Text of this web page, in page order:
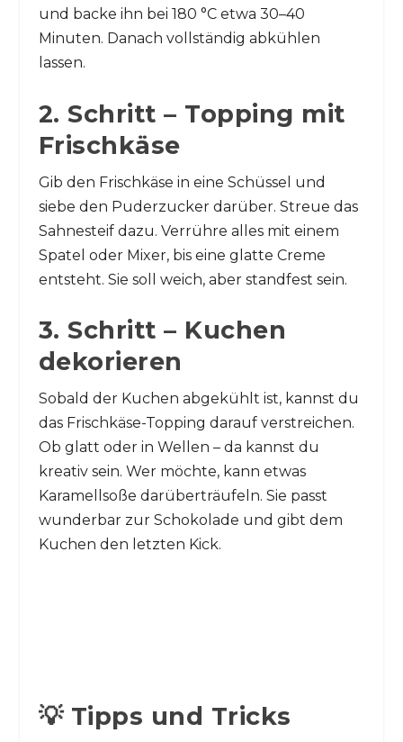
und backe ihn bei 180 °C etwa 30–40
Minuten. Danach vollständig abkühlen
lassen.
2. Schritt – Topping mit
Frischkäse
Gib den Frischkäse in eine Schüssel und
siebe den Puderzucker darüber. Streue das
Sahnesteif dazu. Verrühre alles mit einem
Spatel oder Mixer, bis eine glatte Creme
entsteht. Sie soll weich, aber standfest sein.
3. Schritt – Kuchen
dekorieren
Sobald der Kuchen abgekühlt ist, kannst du
das Frischkäse-Topping darauf verstreichen.
Ob glatt oder in Wellen – da kannst du
kreativ sein. Wer möchte, kann etwas
Karamellsoße darüberträufeln. Sie passt
wunderbar zur Schokolade und gibt dem
Kuchen den letzten Kick.
💡 Tipps und Tricks